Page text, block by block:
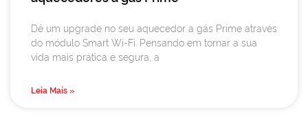
Dê um upgrade no seu aquecedor a gás Prime através
do módulo Smart Wi-Fi. Pensando em tornar a sua
vida mais prática e segura, a
Leia Mais »